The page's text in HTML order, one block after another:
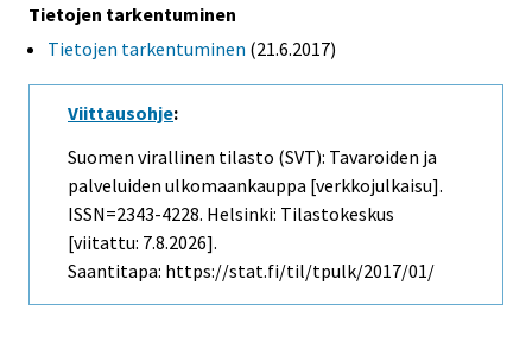
Tietojen tarkentuminen
Tietojen tarkentuminen (21.6.2017)
Viittausohje:
Suomen virallinen tilasto (SVT): Tavaroiden ja
palveluiden ulkomaankauppa [verkkojulkaisu].
ISSN=2343-4228. Helsinki: Tilastokeskus
[viitattu: 7.8.2026].
Saantitapa: https://stat.fi/til/tpulk/2017/01/